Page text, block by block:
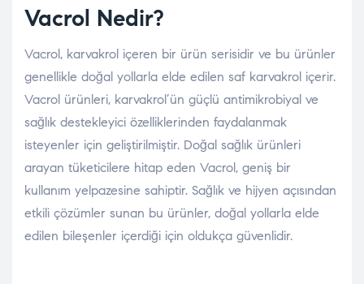
Vacrol Nedir?
Vacrol, karvakrol içeren bir ürün serisidir ve bu ürünler
genellikle doğal yollarla elde edilen saf karvakrol içerir.
Vacrol ürünleri, karvakrol’ün güçlü antimikrobiyal ve
sağlık destekleyici özelliklerinden faydalanmak
isteyenler için geliştirilmiştir. Doğal sağlık ürünleri
arayan tüketicilere hitap eden Vacrol, geniş bir
kullanım yelpazesine sahiptir. Sağlık ve hijyen açısından
etkili çözümler sunan bu ürünler, doğal yollarla elde
edilen bileşenler içerdiği için oldukça güvenlidir.